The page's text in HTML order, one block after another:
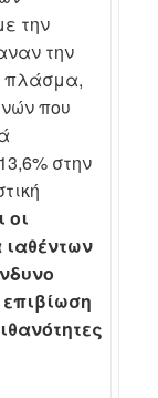
την
την
πλάσμα,
που
στην
οι